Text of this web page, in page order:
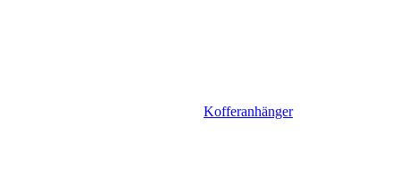
Kofferanhänger